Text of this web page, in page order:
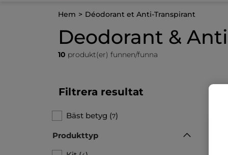
Hem Déodorant et Anti-Transpirant
Deodorant &
10 produkt(er) funnen/funna
Filtrera resultat
Bäst betyg (7)
Produkttyp